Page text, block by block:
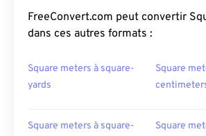
FreeConvert.com peut convertir
dans ces autres formats :
Square meters à square-
yards
Square
Square meters à square-
Square